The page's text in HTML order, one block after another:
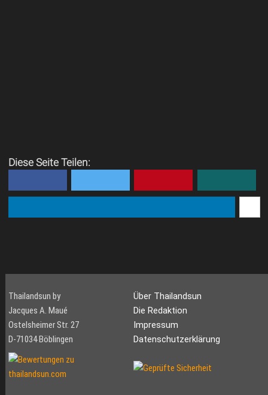
Diese Seite Teilen:
Thailandsun by
Jacques A. Maué
Ostelsheimer Str. 27
D-71034 Böblingen
Über Thailandsun
Die Redaktion
Impressum
Datenschutzerklärung